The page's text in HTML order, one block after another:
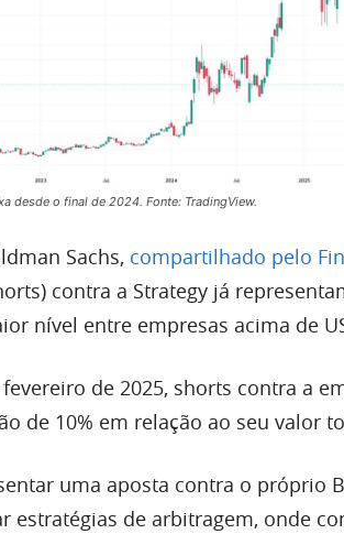
desde o final de 2024. Fonte: TradingView.
Sachs, compartilhado pelo
contra a Strategy já
nível entre empresas acima de
de 2025, shorts contra a
de 10% em relação ao seu valor
uma aposta contra o próprio
estratégias de arbitragem, onde